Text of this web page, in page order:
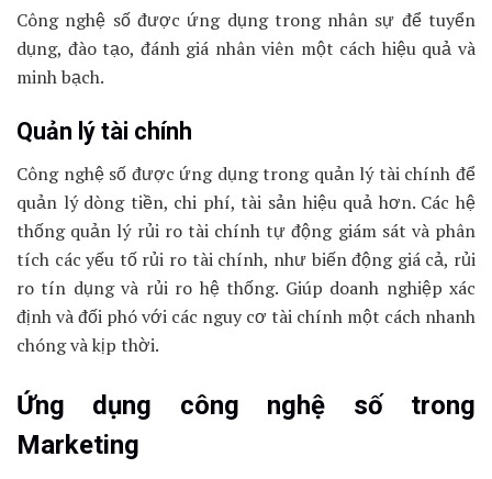
Công nghệ số được ứng dụng trong nhân sự để tuyển
dụng, đào tạo, đánh giá nhân viên một cách hiệu quả và
minh bạch.
Quản lý tài chính
Công nghệ số được ứng dụng trong quản lý tài chính để
quản lý dòng tiền, chi phí, tài sản hiệu quả hơn. Các hệ
thống quản lý rủi ro tài chính tự động giám sát và phân
tích các yếu tố rủi ro tài chính, như biến động giá cả, rủi
ro tín dụng và rủi ro hệ thống. Giúp doanh nghiệp xác
định và đối phó với các nguy cơ tài chính một cách nhanh
chóng và kịp thời.
Ứng dụng công nghệ số trong
Marketing